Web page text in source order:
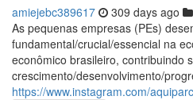
amiejebc389617 309 days ago
As pequenas empresas (PEs)
fundamental/crucial/essencial na
econômico brasileiro, contribuindo
crescimento/desenvolvimento/
https://www.instagram.com/